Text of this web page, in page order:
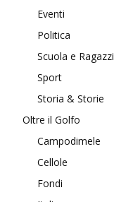
Eventi
Politica
Scuola e Ragazzi
Sport
Storia & Storie
Oltre il Golfo
Campodimele
Cellole
Fondi